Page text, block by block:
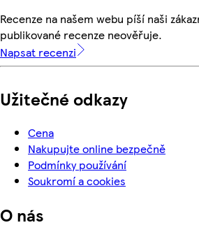
Recenze na našem webu píší naši
publikované recenze neověřuje.
Napsat recenzi
Užitečné odkazy
Cena
Nakupujte online bezpečně
Podmínky používání
Soukromí a cookies
O nás